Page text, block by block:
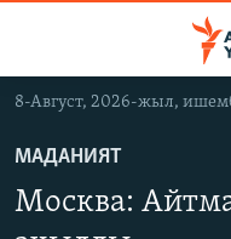
Навигацияга
өтүңүз
салыңыз
КЫРГЫЗСТАН
КЫРГЫЗСТАН
ДҮЙНӨ
8-Август, 2026-жыл,
МАДАНИЯТ
Москва: